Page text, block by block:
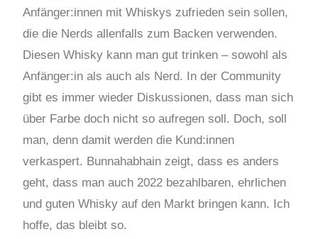
Anfänger:innen mit Whiskys zufrieden sein sollen,
die die Nerds allenfalls zum Backen verwenden.
Diesen Whisky kann man gut trinken – sowohl als
Anfänger:in als auch als Nerd. In der Community
gibt es immer wieder Diskussionen, dass man sich
über Farbe doch nicht so aufregen soll. Doch, soll
man, denn damit werden die Kund:innen
verkaspert. Bunnahabhain zeigt, dass es anders
geht, dass man auch 2022 bezahlbaren, ehrlichen
und guten Whisky auf den Markt bringen kann. Ich
hoffe, das bleibt so.